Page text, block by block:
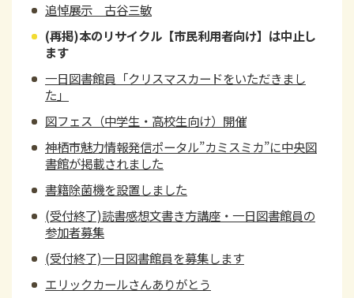
追悼展示 古谷三敏
(再掲)本のリサイクル【市民利用者向け】は中止し
ます
一日図書館員「クリスマスカードをいただきまし
た」
図フェス（中学生・高校生向け）開催
神栖市魅力情報発信ポータル”カミスミカ”に中央図
書館が掲載されました
書籍除菌機を設置しました
(受付終了)読書感想文書き方講座・一日図書館員の
参加者募集
(受付終了)一日図書館員を募集します
エリックカールさんありがとう